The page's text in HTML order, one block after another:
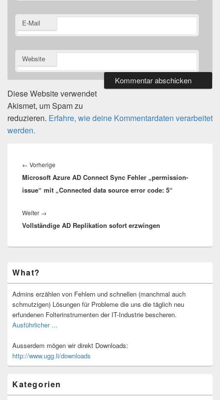
E-Mail
Website
Diese Website verwendet
Akismet, um Spam zu
reduzieren. Erfahre, wie deine Kommentardaten verarbeitet
werden.
← Vorherige
Beitrag:
Microsoft Azure AD Connect Sync Fehler „permission-
issue“ mit „Connected data source error code: 5“
Weiter →
Beitrag:
Vollständige AD Replikation sofort erzwingen
Seitenleisten-
Widgetbereich
What?
Admins erzählen von Fehlern und schnellen (manchmal auch
schmutzigen) Lösungen für Probleme die uns die täglich neu
erfundenen Folterinstrumenten der IT-Industrie bescheren.
Ausführlicher ...
Ausserdem mögen wir direkt Downloads:
http://www.ugg.li/downloads
Kategorien